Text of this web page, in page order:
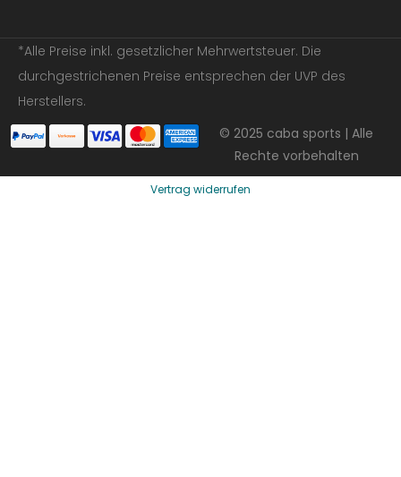
*Alle Preise inkl. gesetzlicher Mehrwertsteuer. Die
durchgestrichenen Preise entsprechen der UVP des
Herstellers.
© 2025 caba sports | Alle
Rechte vorbehalten
Vertrag widerrufen